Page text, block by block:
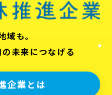
域も。
未来につなげる
企業とは